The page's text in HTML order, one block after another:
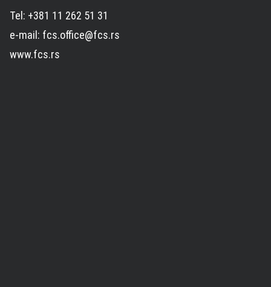
Tel: +381 11 262 51 31
e-mail: fcs.office@fcs.rs
www.fcs.rs